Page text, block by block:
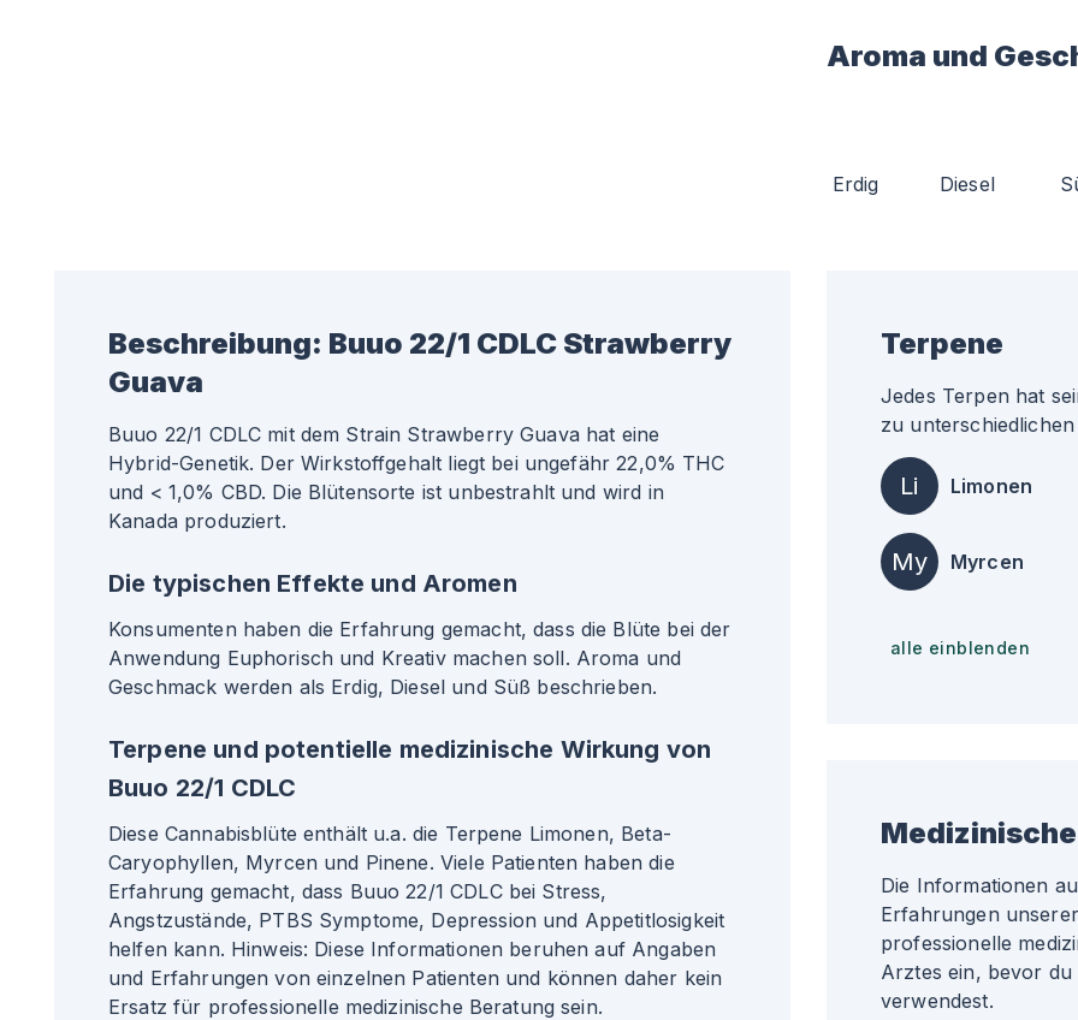
Aroma und
Erdig Diesel
Beschreibung: Buuo 22/1 CDLC Strawberry
Guava
Buuo 22/1 CDLC mit dem Strain Strawberry Guava hat eine
Hybrid-Genetik. Der Wirkstoffgehalt liegt bei ungefähr 22,0% THC
und < 1,0% CBD. Die Blütensorte ist unbestrahlt und wird in
Kanada produziert.
Die typischen Effekte und Aromen
Konsumenten haben die Erfahrung gemacht, dass die Blüte bei der
Anwendung Euphorisch und Kreativ machen soll. Aroma und
Geschmack werden als Erdig, Diesel und Süß beschrieben.
Terpene und potentielle medizinische Wirkung von
Buuo 22/1 CDLC
Diese Cannabisblüte enthält u.a. die Terpene Limonen, Beta-
Caryophyllen, Myrcen und Pinene. Viele Patienten haben die
Erfahrung gemacht, dass Buuo 22/1 CDLC bei Stress,
Angstzustände, PTBS Symptome, Depression und Appetitlosigkeit
helfen kann. Hinweis: Diese Informationen beruhen auf Angaben
und Erfahrungen von einzelnen Patienten und können daher kein
Ersatz für professionelle medizinische Beratung sein.
Terpene
Jedes Terpen hat
zu
Li Limonen
My Myrcen
alle einblenden
Die Informationen
Erfahrungen
professionelle
Arztes ein, bevor
verwendest.